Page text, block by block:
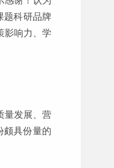
题科研品牌
影响力、学
量发展、营
颇具份量的